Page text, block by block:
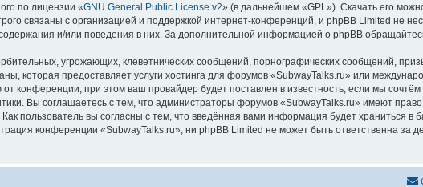
по лицензии «GNU General Public License v2» (в дальнейшем «GPL»). Скачать его
связаны с организацией и поддержкой интернет-конференций, и phpBB Limited не
и/или поведения в них. За дополнительной информацией о phpBB
угрожающих, клеветнических сообщений, порнографических сообщений,
которая предоставляет услуги хостинга для форумов «SubwayTalks.ru» или
конференции, при этом ваш провайдер будет поставлен в известность, если мы
Вы соглашаетесь с тем, что администраторы форумов «SubwayTalks.ru» имеют
пользователь вы согласны с тем, что введённая вами информация будет храниться
конференции «SubwayTalks.ru», ни phpBB Limited не может быть ответственна за